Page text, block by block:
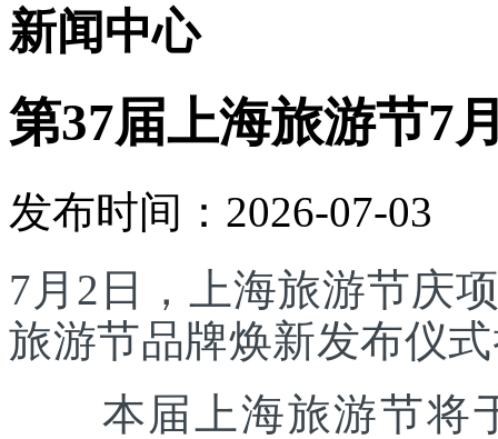
新闻中心
第37届上海旅游节7
发布时间：2026-07-03
7月2日，上海旅游节庆
旅游节品牌焕新发布仪
本届上海旅游节将于